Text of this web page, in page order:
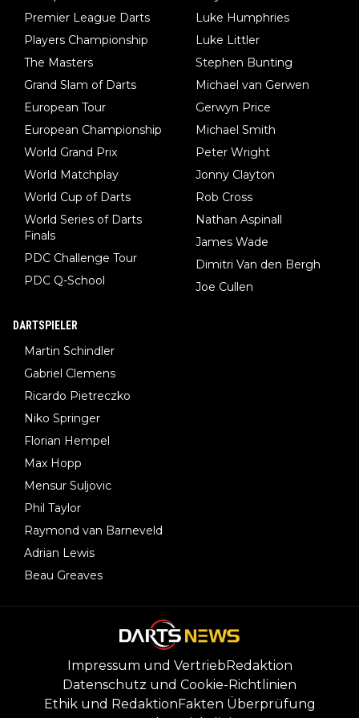
man nur zum Neurologen und nicht zum Mentaltrainer gehen…
Premier League Darts
Players Championship
The Masters
Grand Slam of Darts
European Tour
European Championship
World Grand Prix
World Matchplay
World Cup of Darts
World Series of Darts
Finals
PDC Challenge Tour
PDC Q-School
Luke Humphries
Luke Littler
Stephen Bunting
Michael van Gerwen
Gerwyn Price
Michael Smith
Peter Wright
Jonny Clayton
Rob Cross
Nathan Aspinall
James Wade
Dimitri Van den Bergh
Joe Cullen
DARTSPIELER
Martin Schindler
Gabriel Clemens
Ricardo Pietreczko
Niko Springer
Florian Hempel
Max Hopp
Mensur Suljovic
Phil Taylor
Raymond van Barneveld
Adrian Lewis
Beau Greaves
Impressum und VertriebRedaktion
Datenschutz und Cookie-Richtlinien
Ethik und RedaktionFakten Überprüfung